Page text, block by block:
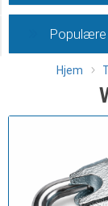
Hjem
Category